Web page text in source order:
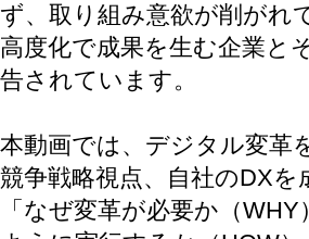
ず、取り組み意欲が削がれ
高度化で成果を生む企業と
告されています。
本動画では、デジタル変革
競争戦略視点、自社のDX
「なぜ変革が必要か（